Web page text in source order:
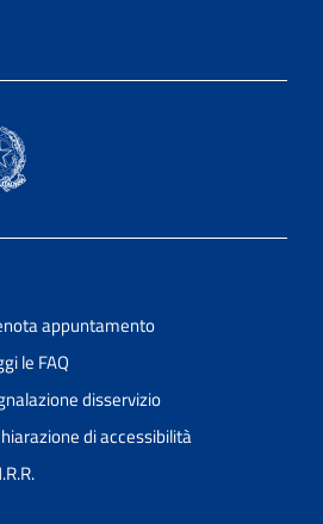
appuntamento
le FAQ
disservizio
di accessibilità